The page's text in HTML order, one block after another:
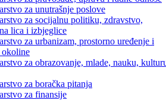
za privredu
za pravosuđe, upravu i radne odnose
za unutrašnje poslove
za socijalnu politiku, zdravstvo,
lica i izbjeglice
za urbanizam, prostorno uređenje i
okoline
za obrazovanje, mlade, nauku,